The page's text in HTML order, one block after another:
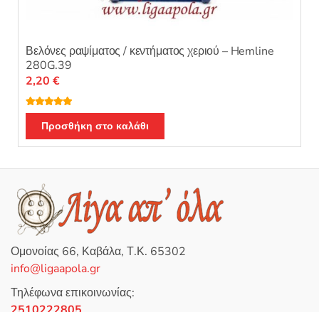
Βελόνες ραψίματος / κεντήματος χεριού – Hemline
280G.39
Βαθμολογή
θηκε με 5.00
από 5
2,20 €
Προσθήκη στο καλάθι
Ομονοίας 66, Καβάλα, Τ.Κ. 65302
info@ligaapola.gr
Τηλέφωνα επικοινωνίας: